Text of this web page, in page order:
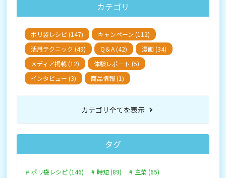
カテゴリ
ポリ袋レシピ (147)
キャンペーン (112)
活用テクニック (49)
Q＆A (42)
漫画 (34)
メディア掲載 (12)
体験レポート (5)
インタビュー (3)
商品情報 (1)
カテゴリ全てを表示
タグ
ポリ袋レシピ (146) 時短 (89)
主菜 (65)